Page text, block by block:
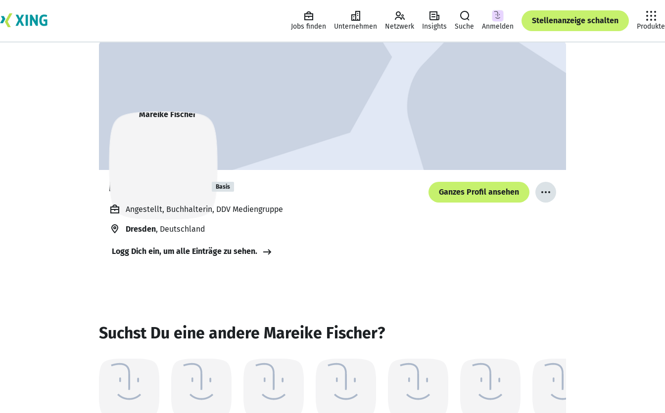
Jobs finden Unternehmen Netzwerk Insights Suche Anmelden
Stellenanzeige schalten
Produkte
Mareike Fischer Basis
Ganzes Profil ansehen
Angestellt, Buchhalterin, DDV Mediengruppe
Dresden, Deutschland
Logg Dich ein, um alle Einträge zu sehen.
Suchst Du eine andere Mareike Fischer?